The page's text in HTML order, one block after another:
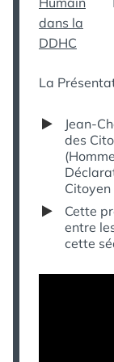
La
Jean-
des
Cette
entre
cette